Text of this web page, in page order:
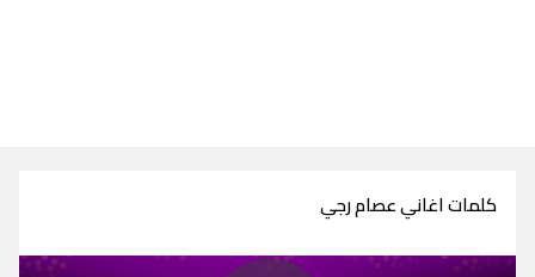
كلمات اغاني عصام رجي